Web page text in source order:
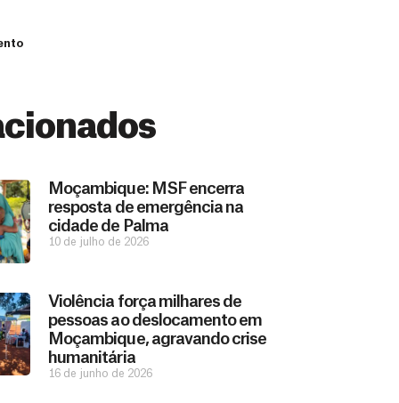
Moçambique: MSF encerra
resposta de emergência na
cidade de Palma
10 de julho de 2026
Violência força milhares de
pessoas ao deslocamento em
Moçambique, agravando crise
humanitária
16 de junho de 2026